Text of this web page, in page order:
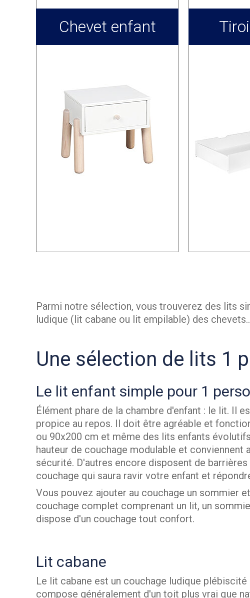
Chevet enfant
Parmi notre sélection, vous trouverez des lits
ludique (lit cabane ou lit empilable) des
Une sélection de lits 1
Le lit enfant simple pour 1
Élément phare de la chambre d'enfant : le lit. Il
propice au repos. Il doit être agréable et
ou 90x200 cm et même des lits enfants
hauteur de couchage modulable et
sécurité. D'autres encore disposent de
couchage qui saura ravir votre enfant et
Vous pouvez ajouter au couchage un sommier
couchage complet comprenant un lit, un
dispose d'un couchage tout confort.
Lit cabane
Le lit cabane est un couchage ludique
compose généralement d'un toit plus vrai que